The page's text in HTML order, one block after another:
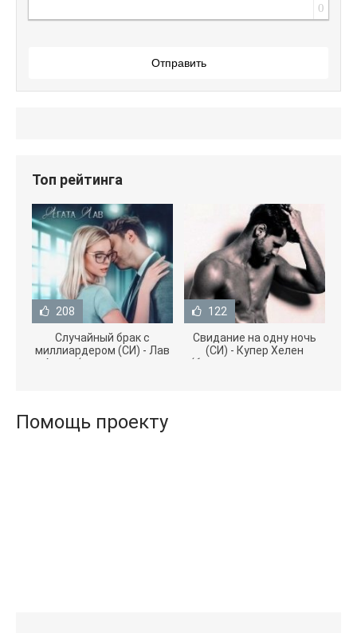
0
Отправить
Топ рейтинга
208
Случайный брак с
миллиардером (СИ) - Лав
Агата (полная версия
122
Свидание на одну ночь
(СИ) - Купер Хелен
(бесплатные серии книг
Помощь проекту